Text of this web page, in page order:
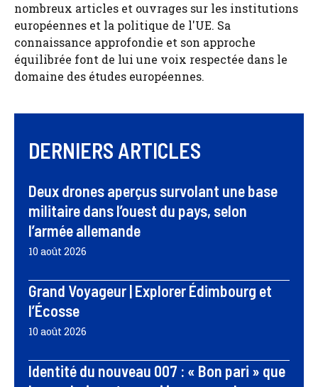
nombreux articles et ouvrages sur les institutions
européennes et la politique de l'UE. Sa
connaissance approfondie et son approche
équilibrée font de lui une voix respectée dans le
domaine des études européennes.
DERNIERS ARTICLES
Deux drones aperçus survolant une base
militaire dans l’ouest du pays, selon
l’armée allemande
10 août 2026
Grand Voyageur | Explorer Édimbourg et
l’Écosse
10 août 2026
Identité du nouveau 007 : « Bon pari » que